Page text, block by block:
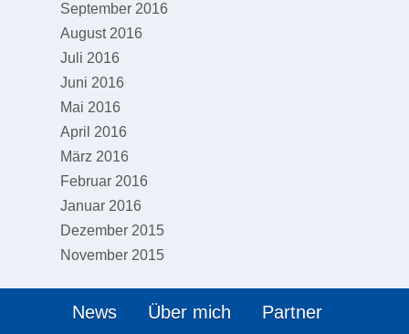
September 2016
August 2016
Juli 2016
Juni 2016
Mai 2016
April 2016
März 2016
Februar 2016
Januar 2016
Dezember 2015
November 2015
News Über mich
Partner